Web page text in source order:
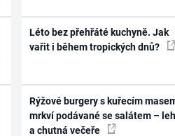
Léto bez přehřáté kuchyně. Jak
vařit i během tropických dnů?
Rýžové burgery s kuřecím
mrkví podávané se salátem –
a chutná večeře